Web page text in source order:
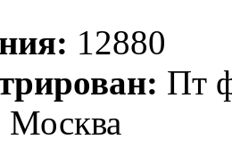
12880
Пт
Москва